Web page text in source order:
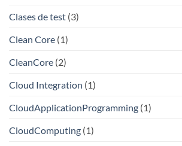
Clases de test (3)
Clean Core (1)
CleanCore (2)
Cloud Integration (1)
CloudApplicationProgramming (1)
CloudComputing (1)